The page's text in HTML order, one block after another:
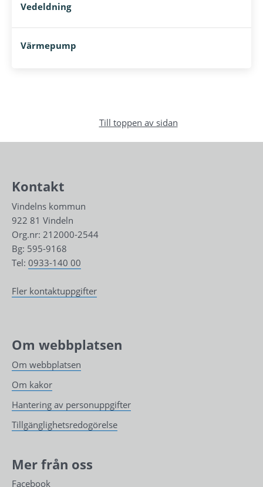
Vedeldning
Värmepump
Till toppen av sidan
Kontakt
Vindelns kommun
922 81 Vindeln
Org.nr: 212000-2544
Bg: 595-9168
Tel: 0933-140 00
Fler kontaktuppgifter
Om webbplatsen
Om webbplatsen
Om kakor
Hantering av personuppgifter
Tillgänglighetsredogörelse
Mer från oss
Facebook